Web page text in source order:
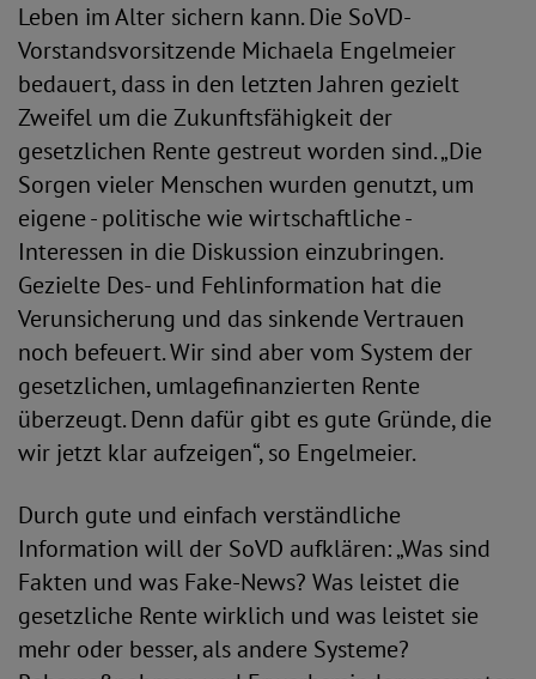
Leben im Alter sichern kann. Die SoVD-
Vorstandsvorsitzende Michaela Engelmeier
bedauert, dass in den letzten Jahren gezielt
Zweifel um die Zukunftsfähigkeit der
gesetzlichen Rente gestreut worden sind. „Die
Sorgen vieler Menschen wurden genutzt, um
eigene - politische wie wirtschaftliche -
Interessen in die Diskussion einzubringen.
Gezielte Des- und Fehlinformation hat die
Verunsicherung und das sinkende Vertrauen
noch befeuert. Wir sind aber vom System der
gesetzlichen, umlagefinanzierten Rente
überzeugt. Denn dafür gibt es gute Gründe, die
wir jetzt klar aufzeigen“, so Engelmeier.
Durch gute und einfach verständliche
Information will der SoVD aufklären: „Was sind
Fakten und was Fake-News? Was leistet die
gesetzliche Rente wirklich und was leistet sie
mehr oder besser, als andere Systeme?